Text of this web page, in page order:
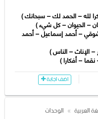
لله – الحمد لك – سبحانك )
– الحیوان – كل شيء )
– أحمد إسماعیل – أحمد
الإناث – الناس )
– أفكارا )
اضف اجابة
العربية
الوحدات